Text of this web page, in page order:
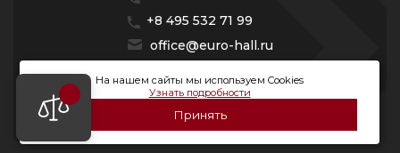
+8 495 532 71 99
office@euro-hall.ru
Санкт-Петербург, ул. Куйбышева, д. 38/40
Мы работаем с 10:00 — 20:00 без выходных
На нашем сайты мы используем Cookies
Узнать подробности
Принять